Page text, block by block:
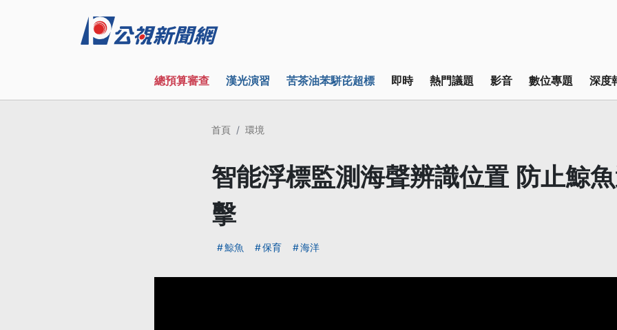
總預算審查 漢光演習 苦茶油苯駢芘超標 即時 熱門議題 影音 數位專題 深度
首頁 環境
智能浮標監測海聲辨識位置 防止鯨
擊
鯨魚 保育 海洋